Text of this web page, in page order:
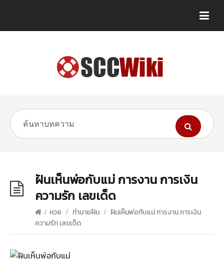
ฝันเห็นพ่อกับแม่ การงาน การเงิน
ความรัก เลขเด็ด
/ หวย / ทำนายฝัน / ฝันเห็นพ่อกับแม่ การงาน การเงิน
ความรัก เลขเด็ด